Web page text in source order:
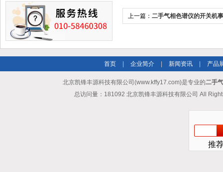
上一篇： 二手气相色谱仪的开关机
首页 企业简介 新闻资讯 产品
北京凯锋丰源科技有限公司(www.kffy17.com)是专业的二手
总访问量：181092 北京凯锋丰源科技有限公司 All
推